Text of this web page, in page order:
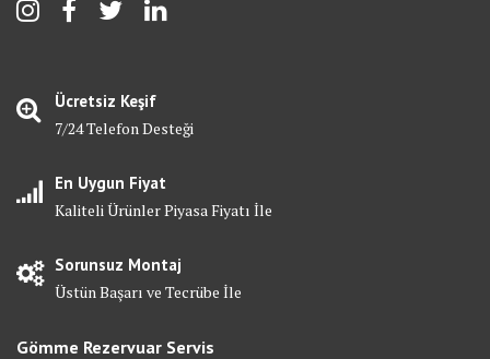
Ücretsiz Keşif
7/24 Telefon Desteği
En Uygun Fiyat
Kaliteli Ürünler Piyasa Fiyatı İle
Sorunsuz Montaj
Üstün Başarı ve Tecrübe İle
Gömme Rezervuar Servis